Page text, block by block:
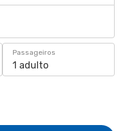
Passageiros
1 adulto